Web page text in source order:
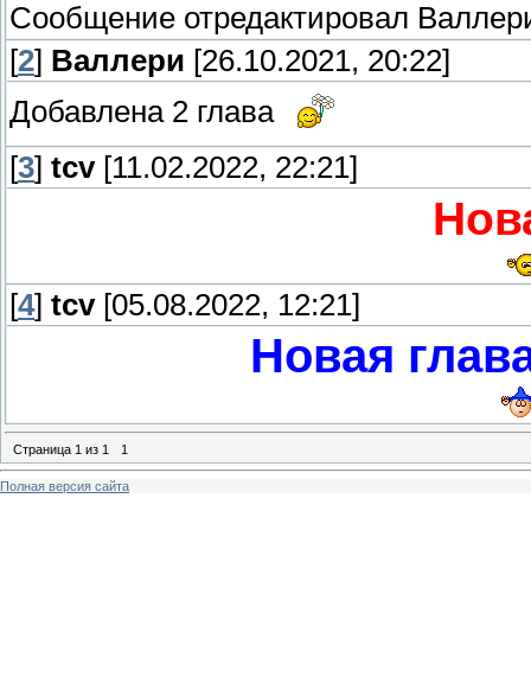
Сообщение отредактировал
[2] Валлери [26.10.2021, 20:22]
Добавлена 2 глава
[3] tcv[11.02.2022, 22:21]
[4] tcv[05.08.2022, 12:21]
Новая
Страница 1 из 1 1
Полная версия сайта